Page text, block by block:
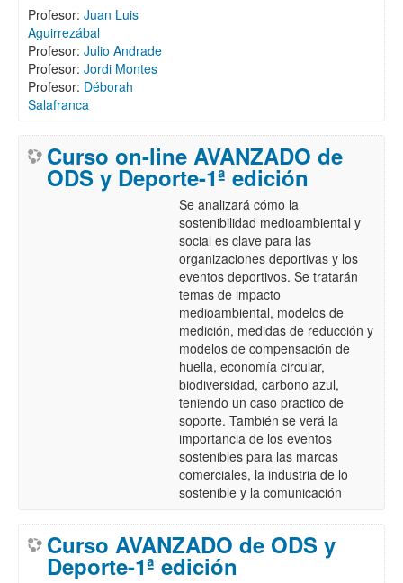
Profesor: Juan Luis
Aguirrezábal
Profesor: Julio Andrade
Profesor: Jordi Montes
Profesor: Déborah
Salafranca
Curso on-line AVANZADO de
ODS y Deporte-1ª edición
Se analizará cómo la
sostenibilidad medioambiental y
social es clave para las
organizaciones deportivas y los
eventos deportivos. Se tratarán
temas de impacto
medioambiental, modelos de
medición, medidas de reducción y
modelos de compensación de
huella, economía circular,
biodiversidad, carbono azul,
teniendo un caso practico de
soporte. También se verá la
importancia de los eventos
sostenibles para las marcas
comerciales, la industria de lo
sostenible y la comunicación
Curso AVANZADO de ODS y
Deporte-1ª edición